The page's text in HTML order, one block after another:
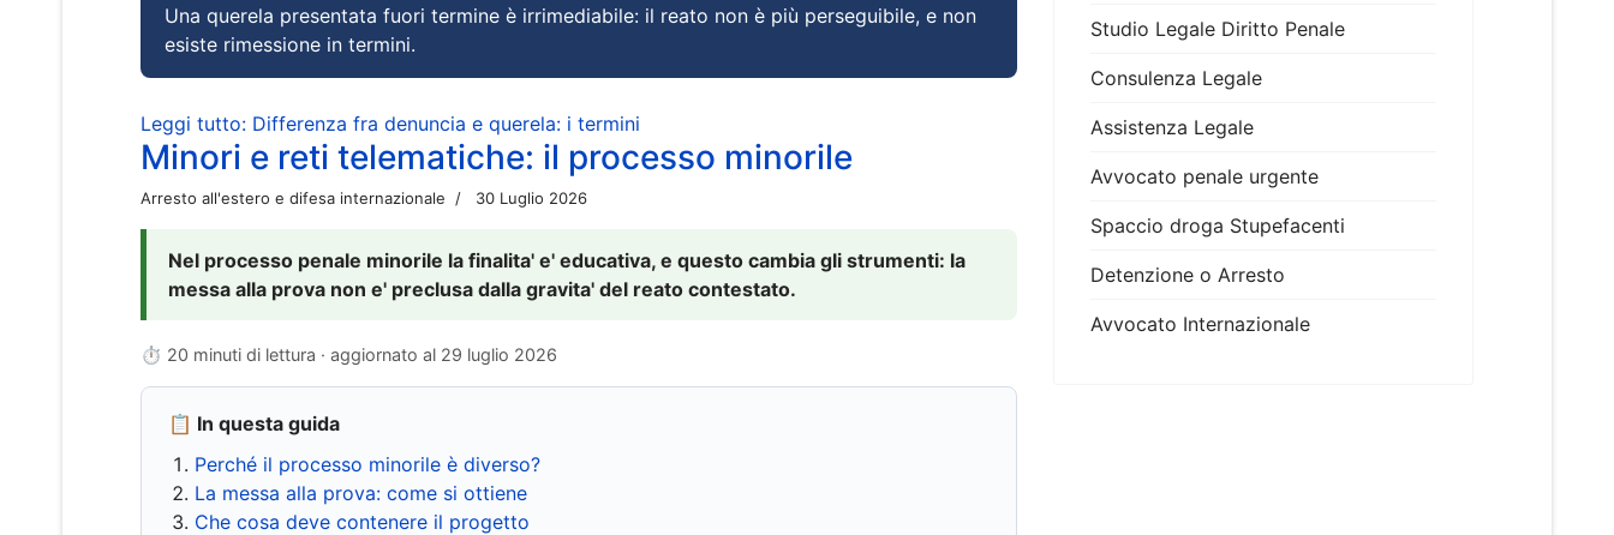
Una querela presentata fuori termine è irrimediabile: il reato non è più perseguibile, e non
esiste rimessione in termini.
Leggi tutto: Differenza fra denuncia e querela: i termini
Minori e reti telematiche: il processo minorile
Arresto all'estero e difesa internazionale 30 Luglio 2026
Nel processo penale minorile la finalita' e' educativa, e questo cambia gli strumenti: la
messa alla prova non e' preclusa dalla gravita' del reato contestato.
⏱ 20 minuti di lettura · aggiornato al 29 luglio 2026
📋 In questa guida
Perché il processo minorile è diverso?
La messa alla prova: come si ottiene
Che cosa deve contenere il progetto
Studio Legale Diritto Penale
Consulenza Legale
Assistenza Legale
Avvocato penale urgente
Spaccio droga Stupefacenti
Detenzione o Arresto
Avvocato Internazionale